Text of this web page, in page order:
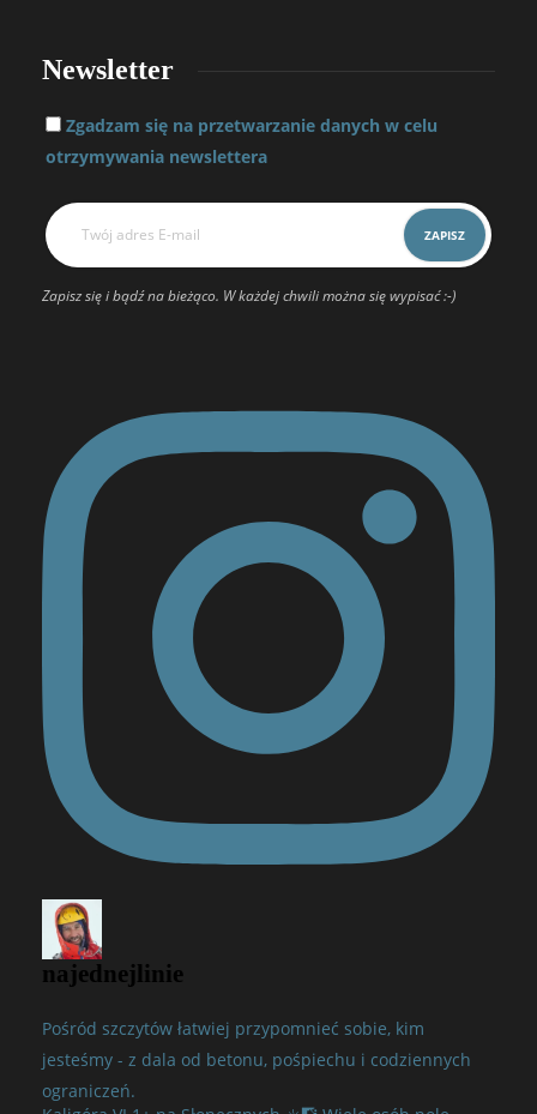
Newsletter
Zgadzam się na przetwarzanie danych w celu
otrzymywania newslettera
Zapisz się i bądź na bieżąco. W każdej chwili można się wypisać :-)
najednejlinie
Pośród szczytów łatwiej przypomnieć sobie, kim
jesteśmy - z dala od betonu, pośpiechu i codziennych
ograniczeń.